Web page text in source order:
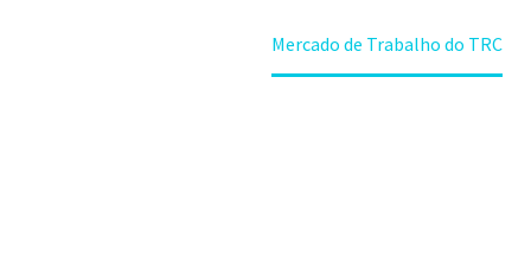
Mercado de Trabalho do TRC